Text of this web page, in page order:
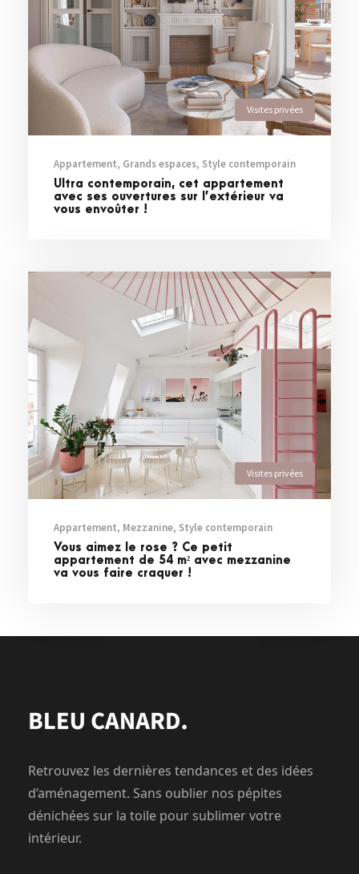
Visites privées
Appartement, Grands espaces, Style contemporain
Ultra contemporain, cet appartement
avec ses ouvertures sur l’extérieur va
vous envoûter !
Visites privées
Appartement, Mezzanine, Style contemporain
Vous aimez le rose ? Ce petit
appartement de 54 m² avec mezzanine
va vous faire craquer !
Retrouvez les dernières tendances et des idées
d’aménagement. Sans oublier nos pépites
dénichées sur la toile pour sublimer votre
intérieur.